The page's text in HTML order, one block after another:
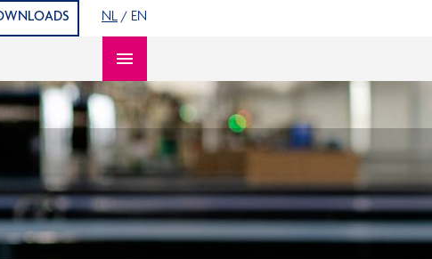
NL / EN
Open content navigation